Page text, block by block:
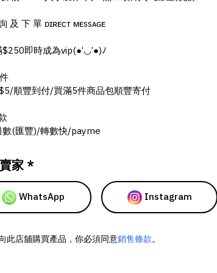
及 下 單 ᴅɪʀᴇᴄᴛ ᴍᴇssᴀɢᴇ
即時成為vip(●’◡’●)ﾉ
順豐到付/買滿5件商品包順豐寄付
數(匯豐)/轉數快/payme
家 *
WhatsApp Instagram
此店舖購買產品，你必須同意銷售條款。